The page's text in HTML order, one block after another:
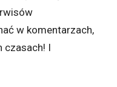
w komentarzach,
czasach! I